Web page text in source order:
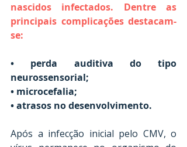
nascidos infectados. Dentre as
principais complicações destacam-
se:
• perda auditiva do tipo
neurossensorial;
• microcefalia;
• atrasos no desenvolvimento.
Após a infecção inicial pelo CMV, o